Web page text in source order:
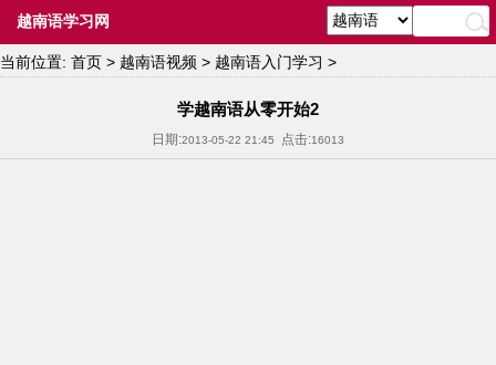
越南语学习网
当前位置: 首页 > 越南语视频 > 越南语入门学习 >
学越南语从零开始2
日期:2013-05-22 21:45 点击:16013